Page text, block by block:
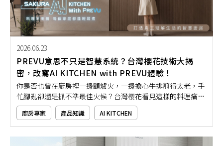
2026.06.23
PREVU意思不只是智慧系統？台灣櫻花技術大揭
密，改寫AI KITCHEN with PREVU體驗！
你是否也曾在廚房裡一邊顧爐火，一邊擔心牛排煎得太老，手
忙腳亂卻還是抓不準最佳火候？台灣櫻花看見這樣的料理痛
點，發展出全新的PREVU智慧系統，將AI科技導入廚房電器與
料理流程，打造AI KITCHEN with PREVU的智慧廚房新體驗。本
文將帶你深入了解PREVU是什麼意思、有哪些核心技術，以及
如何透過PREVU智慧系統，讓日常料理變得更直覺、更安心，
廚房專家 產品知識 AI KITCHEN